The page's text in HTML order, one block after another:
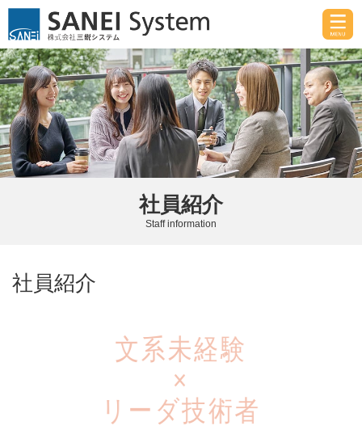
社員紹介
Staff information
社員紹介
文系未経験
×
リーダ技術者